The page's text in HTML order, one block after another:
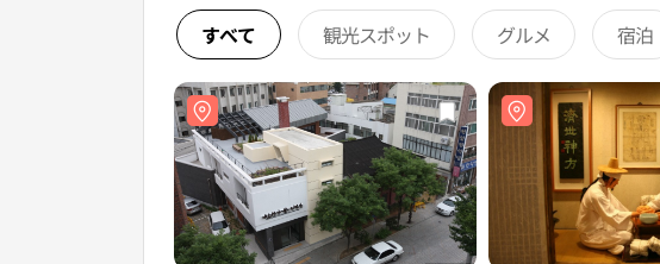
すべて 観光スポット グルメ 宿泊